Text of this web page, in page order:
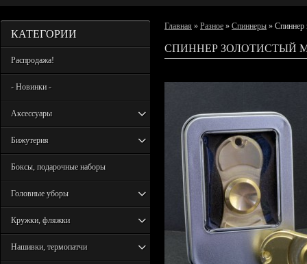
КАТЕГОРИИ
Распродажа!
- Новинки -
Аксессуары
Бижутерия
Боксы, подарочные наборы
Головные уборы
Кружки, фляжки
Нашивки, термопатчи
Главная » Разное » Спиннеры » Спиннер
СПИННЕР ЗОЛОТИСТЫЙ